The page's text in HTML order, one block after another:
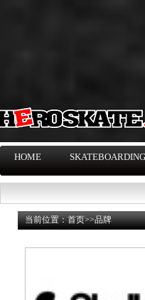
HOME SKATEBOARDING
当前位置：首页>>品牌